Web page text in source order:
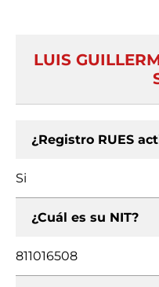
LUIS
¿Registro RUES
Si
¿Cuál es su NIT?
811016508